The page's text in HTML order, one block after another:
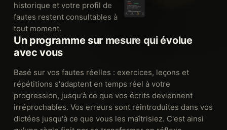
historique et votre profil de
fautes restent consultables à
tout moment.
Un programme sur mesure qui évolue
avec vous
Basé sur vos fautes réelles : exercices, leçons et
répétitions s'adaptent en temps réel à votre
progression, jusqu'à ce que vos écrits deviennent
irréprochables. Vos erreurs sont réintroduites dans vos
dictées jusqu'à ce que vous les maîtrisiez. C'est ainsi